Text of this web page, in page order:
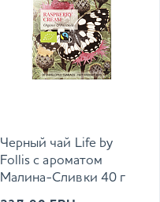
Черный чай Life by
Follis с ароматом
Малина-Сливки 40 г